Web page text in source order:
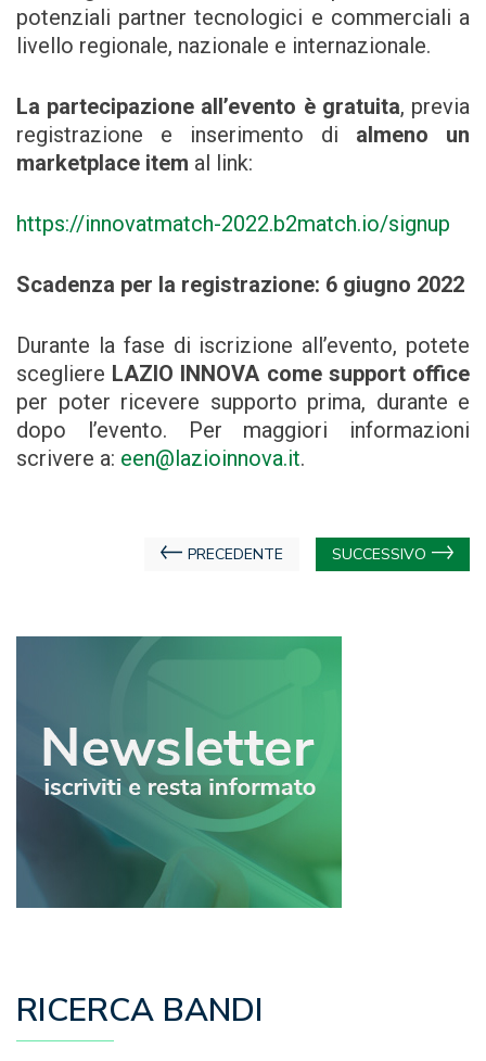
potenziali partner tecnologici e commerciali a
livello regionale, nazionale e internazionale.
La partecipazione all’evento è gratuita, previa
registrazione e inserimento di almeno un
marketplace item al link:
https://innovatmatch-2022.b2match.io/signup
Scadenza per la registrazione: 6 giugno 2022
Durante la fase di iscrizione all’evento, potete
scegliere LAZIO INNOVA come support office
per poter ricevere supporto prima, durante e
dopo l’evento. Per maggiori informazioni
scrivere a: een@lazioinnova.it.
Navigazione
PRECEDENTE SUCCESSIVO
RICERCA BANDI